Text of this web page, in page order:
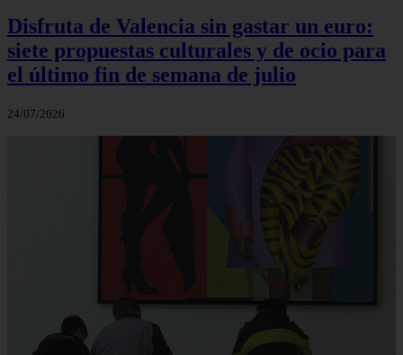
Disfruta de Valencia sin gastar un euro:
siete propuestas culturales y de ocio para
el último fin de semana de julio
24/07/2026